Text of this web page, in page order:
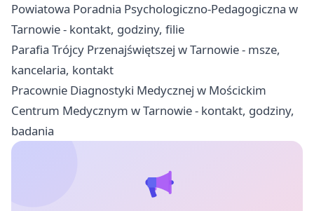
Powiatowa Poradnia Psychologiczno-Pedagogiczna w
Tarnowie - kontakt, godziny, filie
Parafia Trójcy Przenajświętszej w Tarnowie - msze,
kancelaria, kontakt
Pracownie Diagnostyki Medycznej w Mościckim
Centrum Medycznym w Tarnowie - kontakt, godziny,
badania